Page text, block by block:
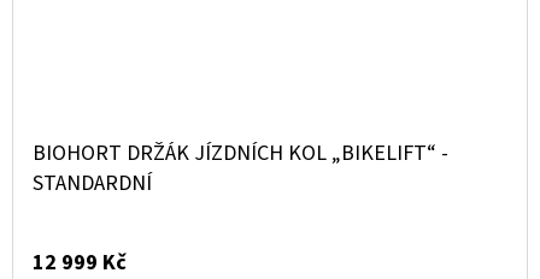
BIOHORT DRŽÁK JÍZDNÍCH KOL „BIKELIFT“ -
STANDARDNÍ
12 999 Kč